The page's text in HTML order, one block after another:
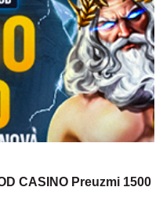
CASINO Preuzmi 1500